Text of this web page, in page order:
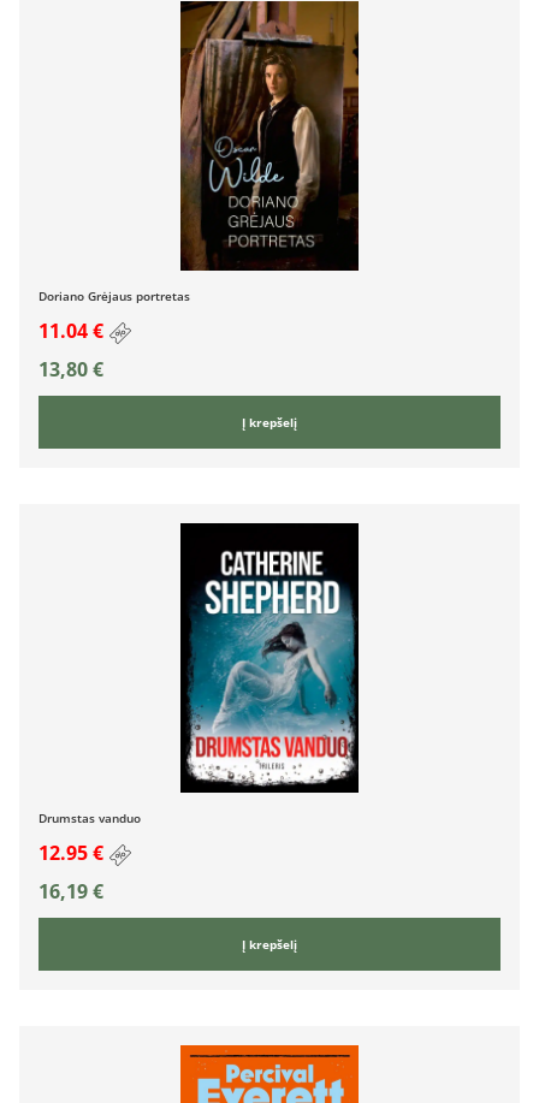
Doriano Grėjaus portretas
11.04 €
13,80€
Į krepšelį
Drumstas vanduo
12.95 €
16,19€
Į krepšelį